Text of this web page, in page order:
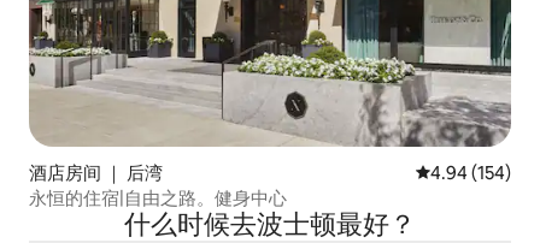
酒店房间 ｜ 后湾 平均评分 4.94
4.94 (154)
永恒的住宿|自由之路。健身中心
什么时候去波士顿最好？